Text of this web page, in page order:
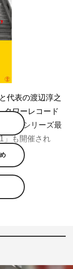
代表の渡辺淳之
タワーレコード
広告シリーズ最
」も開催され
のほか、
GO TO THE
プ。そこに渡辺
りタワーレコー
れる。さらに7